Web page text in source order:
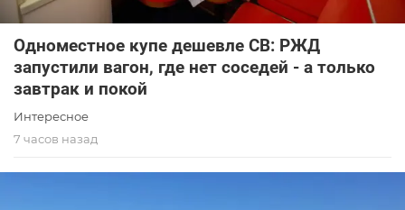
Одноместное купе дешевле СВ: РЖД
запустили вагон, где нет соседей - а только
завтрак и покой
Интересное
7 часов назад